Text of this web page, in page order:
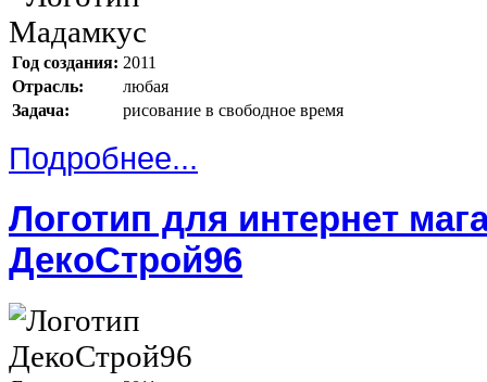
Год создания: 2011
Отрасль:
любая
Задача:
рисование в свободное время
Подробнее...
Логотип для интернет
ДекоСтрой96